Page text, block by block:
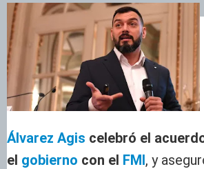
Álvarez Agis celebró el
el gobierno con el FMI, y